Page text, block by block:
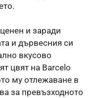
и заради
и дървесния си
вкусово
цвят на Barcelo
му отлежаване в
за превъзходното